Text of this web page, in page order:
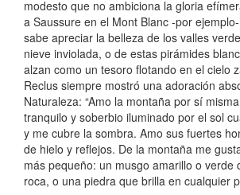
modesto que no ambiciona la gloria
a Saussure en el Mont Blanc -por
sabe apreciar la belleza de los valles
nieve inviolada, o de estas pirámides
alzan como un tesoro flotando en el cielo
Reclus siempre mostró una adoración
Naturaleza: “Amo la montaña por sí
tranquilo y soberbio iluminado por el sol
y me cubre la sombra. Amo sus fuertes
de hielo y reflejos. De la montaña me
más pequeño: un musgo amarillo o verde
roca, o una piedra que brilla en cualquier